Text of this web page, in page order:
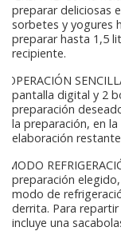
preparar deliciosas
sorbetes y yogures
preparar hasta 1,5
recipiente.
OPERACIÓN
pantalla digital y 2
preparación
la preparación, en
elaboración
MODO
preparación
modo de
derrita. Para
incluye una